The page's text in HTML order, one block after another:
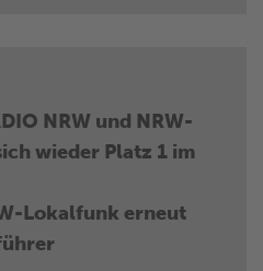
wieder tatkräftig:
Lokalradios beim
– Wir zahlen
ungeliebten
Hörern aufgelaufen
NRW und NRW-
wieder Platz 1 im
Lokalfunk erneut